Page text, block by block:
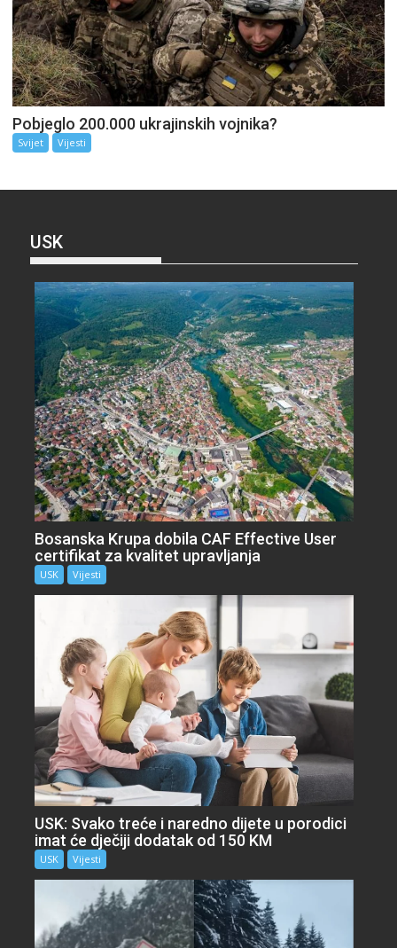
Pobjeglo 200.000 ukrajinskih vojnika?
Svijet Vijesti
USK
Bosanska Krupa dobila CAF Effective User
certifikat za kvalitet upravljanja
USK Vijesti
USK: Svako treće i naredno dijete u porodici
imat će dječiji dodatak od 150 KM
USK Vijesti